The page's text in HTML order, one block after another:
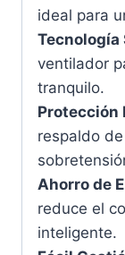
ideal para
Tecnología
ventilador
tranquilo.
Protección
respaldo
Ahorro de
reduce el
inteligente.